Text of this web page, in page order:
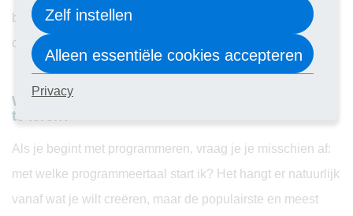
basis voor een spannende, toekomstbestendige loopbaan,
op een manier die aansluit bij jouw leven en leertempo.
Wat is de populairste programmeertaal om thuis
te leren?
Als je begint met programmeren, vraag je je misschien af:
met welke programmeertaal start ik? Het hangt er natuurlijk
vanaf wat je wilt creëren, maar de populairste en meest
Zelf instellen
Alleen essentiële cookies accepteren
Privacy